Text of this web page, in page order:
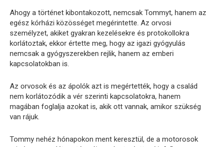
Ahogy a történet kibontakozott, nemcsak Tommyt, hanem az
egész kórházi közösséget megérintette. Az orvosi
személyzet, akiket gyakran kezelésekre és protokollokra
korlátoztak, ekkor értette meg, hogy az igazi gyógyulás
nemcsak a gyógyszerekben rejlik, hanem az emberi
kapcsolatokban is.
Az orvosok és az ápolók azt is megértették, hogy a család
nem korlátozódik a vér szerinti kapcsolatokra, hanem
magában foglalja azokat is, akik ott vannak, amikor szükség
van rájuk.
Tommy nehéz hónapokon ment keresztül, de a motorosok